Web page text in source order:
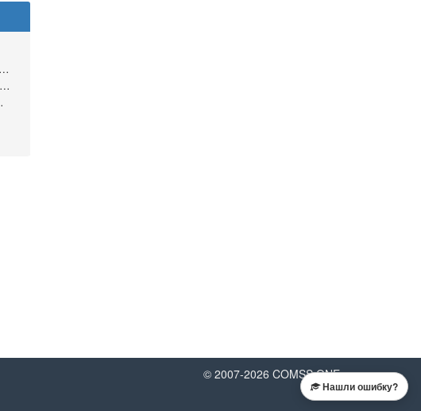
© 2007-2026 COMSS.ONE
DMCA
Нашли ошибку?